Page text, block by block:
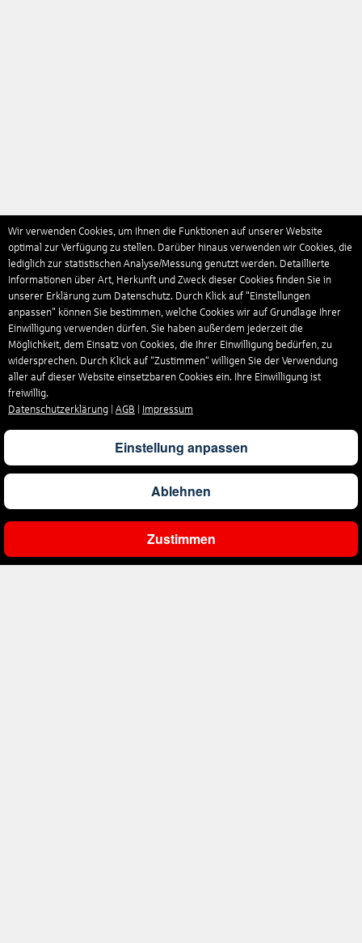
Wir verwenden Cookies, um Ihnen die Funktionen auf unserer Website
optimal zur Verfügung zu stellen. Darüber hinaus verwenden wir Cookies, die
lediglich zur statistischen Analyse/Messung genutzt werden. Detaillierte
Informationen über Art, Herkunft und Zweck dieser Cookies finden Sie in
unserer Erklärung zum Datenschutz. Durch Klick auf "Einstellungen
anpassen" können Sie bestimmen, welche Cookies wir auf Grundlage Ihrer
Einwilligung verwenden dürfen. Sie haben außerdem jederzeit die
Möglichkeit, dem Einsatz von Cookies, die Ihrer Einwilligung bedürfen, zu
widersprechen. Durch Klick auf “Zustimmen“ willigen Sie der Verwendung
aller auf dieser Website einsetzbaren Cookies ein. Ihre Einwilligung ist
freiwillig.
Datenschutzerklärung
AGB Impressum
Einstellung anpassen
Ablehnen
Zustimmen